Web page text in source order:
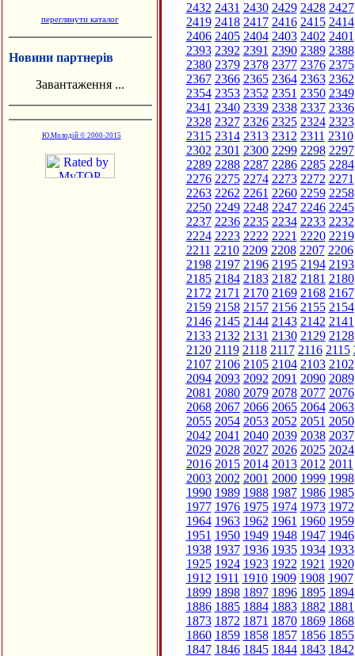
переглянути каталог
Новини партнерів
Завантаження ...
Ю.Молодій © 2000-2015
2432 2431 2430 2429 2428 2427
2419 2418 2417 2416 2415 2414
2406 2405 2404 2403 2402 2401
2393 2392 2391 2390 2389 2388
2380 2379 2378 2377 2376 2375
2367 2366 2365 2364 2363 2362
2354 2353 2352 2351 2350 2349
2341 2340 2339 2338 2337 2336
2328 2327 2326 2325 2324 2323
2315 2314 2313 2312 2311 2310
2302 2301 2300 2299 2298 2297
2289 2288 2287 2286 2285 2284
2276 2275 2274 2273 2272 2271
2263 2262 2261 2260 2259 2258
2250 2249 2248 2247 2246 2245
2237 2236 2235 2234 2233 2232
2224 2223 2222 2221 2220 2219
2211 2210 2209 2208 2207 2206
2198 2197 2196 2195 2194 2193
2185 2184 2183 2182 2181 2180
2172 2171 2170 2169 2168 2167
2159 2158 2157 2156 2155 2154
2146 2145 2144 2143 2142 2141
2133 2132 2131 2130 2129 2128
2120 2119 2118 2117 2116 2115
2107 2106 2105 2104 2103 2102
2094 2093 2092 2091 2090 2089
2081 2080 2079 2078 2077 2076
2068 2067 2066 2065 2064 2063
2055 2054 2053 2052 2051 2050
2042 2041 2040 2039 2038 2037
2029 2028 2027 2026 2025 2024
2016 2015 2014 2013 2012 2011
2003 2002 2001 2000 1999 1998
1990 1989 1988 1987 1986 1985
1977 1976 1975 1974 1973 1972
1964 1963 1962 1961 1960 1959
1951 1950 1949 1948 1947 1946
1938 1937 1936 1935 1934 1933
1925 1924 1923 1922 1921 1920
1912 1911 1910 1909 1908 1907
1899 1898 1897 1896 1895 1894
1886 1885 1884 1883 1882 1881
1873 1872 1871 1870 1869 1868
1860 1859 1858 1857 1856 1855
1847 1846 1845 1844 1843 1842